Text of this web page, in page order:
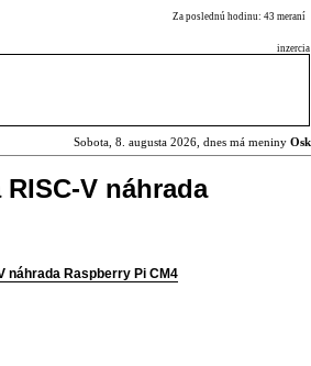
Za poslednú hodinu: 43 meraní
inzercia
Sobota, 8. augusta 2026, dnes má meniny
V náhrada
náhrada Raspberry Pi CM4